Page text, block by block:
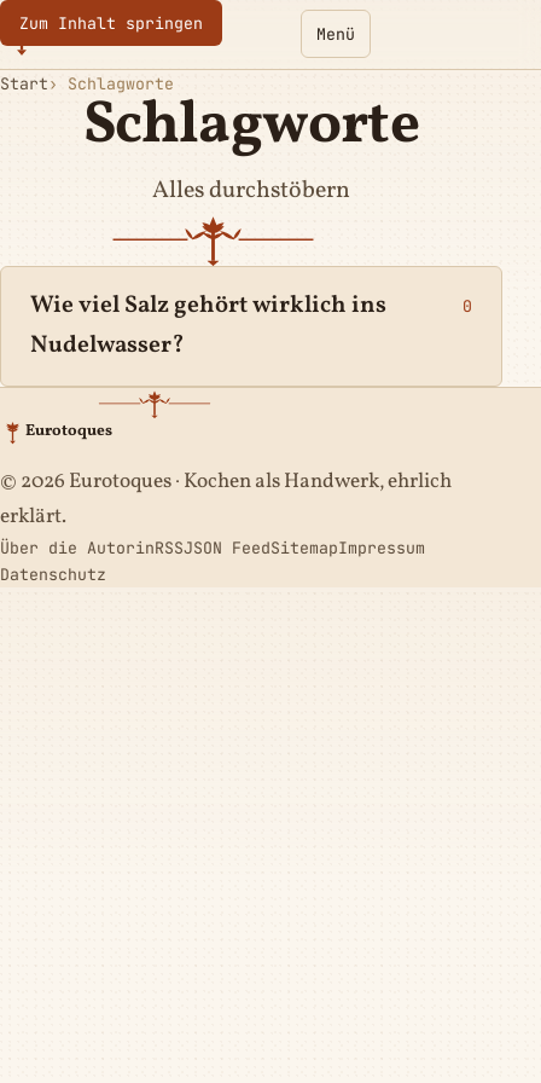
Zum Inhalt springen
Eurotoques Menü
Start Schlagworte
Schlagworte
Alles durchstöbern
Wie viel Salz gehört wirklich ins
Nudelwasser?
0
Eurotoques
© 2026 Eurotoques · Kochen als Handwerk, ehrlich
erklärt.
Über die AutorinRSSJSON FeedSitemapImpressum
Datenschutz